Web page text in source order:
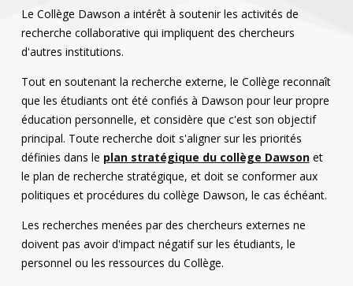
Le Collège Dawson a intérêt à soutenir les activités de
recherche collaborative qui impliquent des chercheurs
d'autres institutions.
Tout en soutenant la recherche externe, le Collège reconnaît
que les étudiants ont été confiés à Dawson pour leur propre
éducation personnelle, et considère que c'est son objectif
principal. Toute recherche doit s'aligner sur les priorités
définies dans le plan stratégique du collège Dawsonet
le plan de recherche stratégique, et doit se conformer aux
politiques et procédures du collège Dawson, le cas échéant.
Les recherches menées par des chercheurs externes ne
doivent pas avoir d'impact négatif sur les étudiants, le
personnel ou les ressources du Collège.
À propos de Dawson
Carrières
Liens rapides
Contact
Informations
Liens